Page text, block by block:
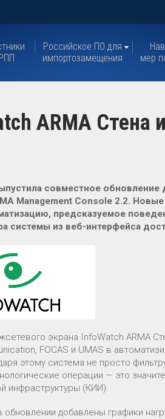
Российское ПО для
импортозамещения
мер
ARMA Стена и
совместное
Management Console 2.2.
предсказуемое
системы из веб-интерфейса
экрана InfoWatch ARMA
FOCAS и UMAS в
этому система не просто
операции — это
инфраструктуры (КИИ).
обновлении добавлены графики